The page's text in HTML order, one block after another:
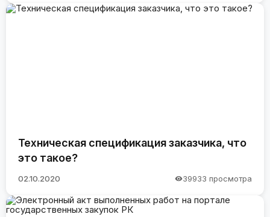
Техническая спецификация заказчика, что
это такое?
02.10.2020 39933 просмотра